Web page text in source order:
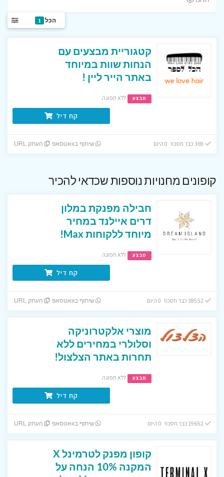
הכל 1
קטגוריית מבצעים עם
הנחות שוות במיוחד
באתר הייר ליין !
מבצע ללא תפוגה
קח דיל
שיתוף בוואטסאפ העתק URL
קופונים מחנויות נוספות שכדאי להכיר
חבילה מפנקת במלון
דרים איילנד במחיר
מיוחד ללקוחות Max!
מבצע ללא תפוגה
קח דיל
שיתוף בוואטסאפ העתק URL
מוצרי אלקטרוניקה
וסלולרי במחירים ללא
תחרות באתר הצלצול!
מבצע ללא תפוגה
קח דיל
שיתוף בוואטסאפ העתק URL
קופון מפנק לטרמינל X
המקנה 10% הנחה על